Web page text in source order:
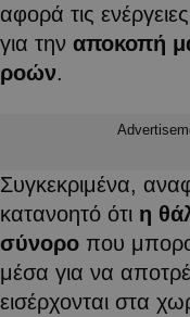
αφορά τις
για την αποκοπή
ροών.
Συγκεκριμένα,
κατανοητό ότι η
σύνορο που
μέσα για να
εισέρχονται στα